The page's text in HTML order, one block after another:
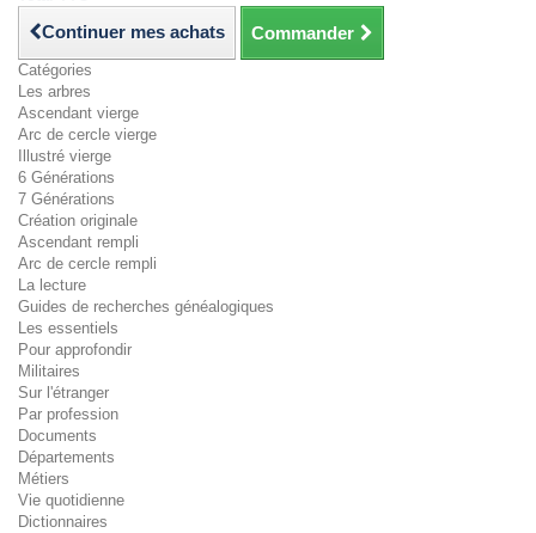
Continuer mes achats Commander
Catégories
Les arbres
Ascendant vierge
Arc de cercle vierge
Illustré vierge
6 Générations
7 Générations
Création originale
Ascendant rempli
Arc de cercle rempli
La lecture
Guides de recherches généalogiques
Les essentiels
Pour approfondir
Militaires
Sur l'étranger
Par profession
Documents
Départements
Métiers
Vie quotidienne
Dictionnaires